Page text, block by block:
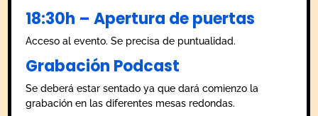
18:30h – Apertura de puertas
Acceso al evento. Se precisa de puntualidad.
Grabación Podcast
Se deberá estar sentado ya que dará comienzo la
grabación en las diferentes mesas redondas.